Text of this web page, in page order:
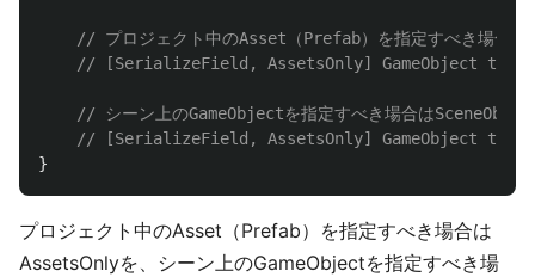
// プロジェクト中のAsset（Prefab）を指定すべき場合
// [SerializeField, AssetsOnly] GameObject
// シーン上のGameObjectを指定すべき場合は
// [SerializeField, AssetsOnly] GameObject
}
プロジェクト中のAsset（Prefab）を指定すべき場合は
AssetsOnlyを、シーン上のGameObjectを指定すべき場